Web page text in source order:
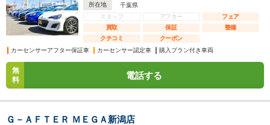
所在地
千葉県
スタッフ
アフター
フェア
買取
保証
整備
クチコミ
クーポン
カーセンサーアフター保証車
カーセンサー認定車 購入プラン付き車両
無
料
電話する
Ｇ－ＡＦＴＥＲ ＭＥＧＡ新潟店